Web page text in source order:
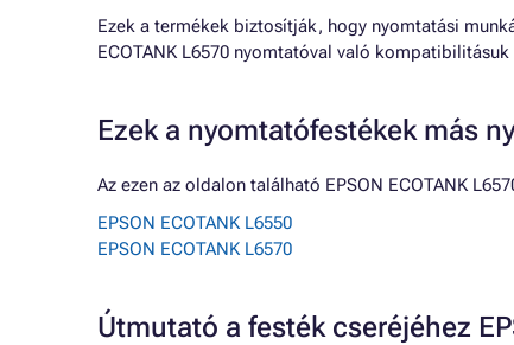
Ezek a termékek biztosítják, hogy nyomtatási
ECOTANK L6570 nyomtatóval való
Ezek a nyomtatófestékek más
Az ezen az oldalon található EPSON ECOTANK
EPSON ECOTANK L6550
EPSON ECOTANK L6570
Útmutató a festék cseréjéhez